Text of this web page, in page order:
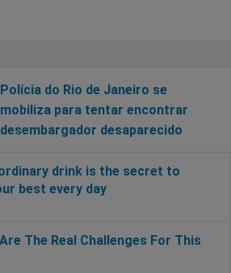
Polícia do Rio de Janeiro se
mobiliza para tentar encontrar
desembargador desaparecido